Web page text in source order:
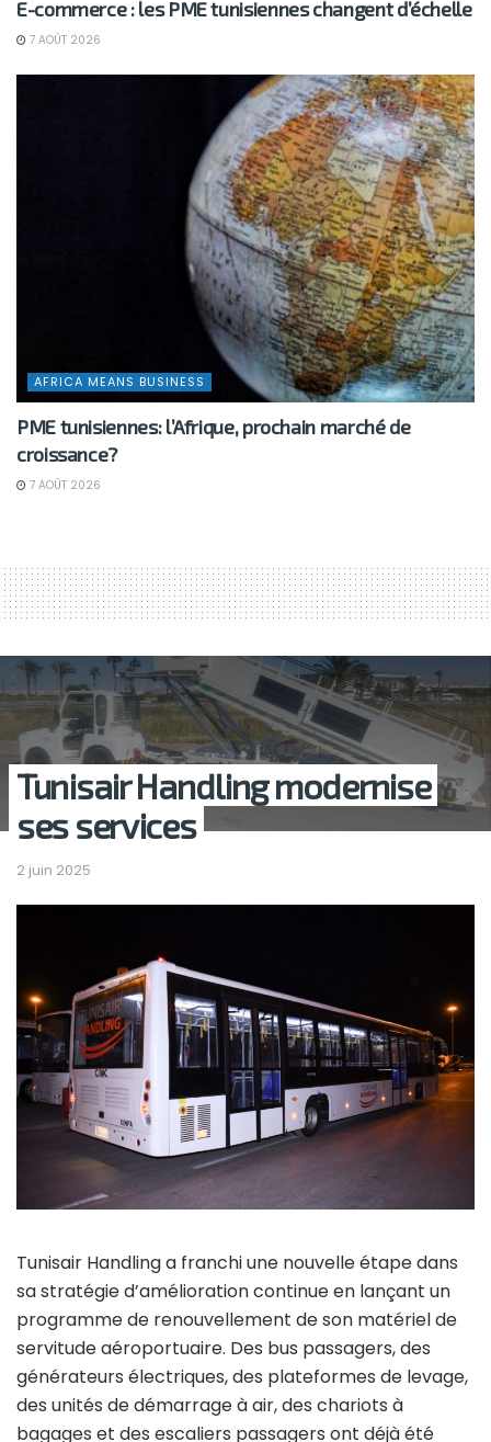
E-commerce : les PME tunisiennes changent d’échelle
7 AOÛT 2026
AFRICA MEANS BUSINESS
PME tunisiennes: l’Afrique, prochain marché de
croissance?
7 AOÛT 2026
Tunisair Handling modernise
ses services
2 juin 2025
Tunisair Handling a franchi une nouvelle étape dans
sa stratégie d’amélioration continue en lançant un
programme de renouvellement de son matériel de
servitude aéroportuaire. Des bus passagers, des
générateurs électriques, des plateformes de levage,
des unités de démarrage à air, des chariots à
bagages et des escaliers passagers ont déjà été